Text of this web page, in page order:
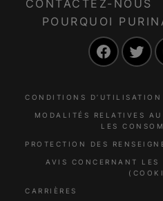
CONTACTEZ-NOUS
POURQUOI
CONDITIONS D’UTILISATION
MODALITÉS RELATIVES
LES
PROTECTION DES
AVIS CONCERNANT LES
CARRIÈRES